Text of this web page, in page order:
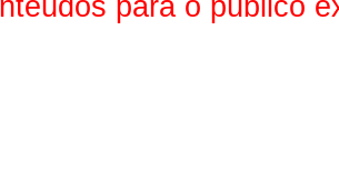
para o público